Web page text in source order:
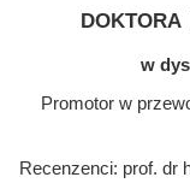
doktora
w
Promotor w
Recenzenci: prof. dr